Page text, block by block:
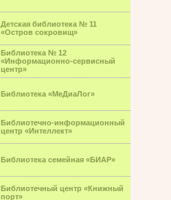
Детская библиотека № 11
«Остров сокровищ»
Библиотека № 12
«Информационно-сервисный
центр»
Библиотека «МеДиаЛог»
Библиотечно-информационный
центр «Интеллект»
Библиотека семейная «БИАР»
Библиотечный центр «Книжный
порт»